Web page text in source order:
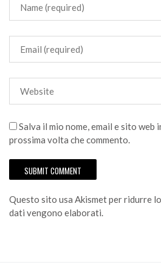
Salva il mio nome, email e sito web
prossima volta che commento.
Questo sito usa Akismet per ridurre
dati vengono elaborati.